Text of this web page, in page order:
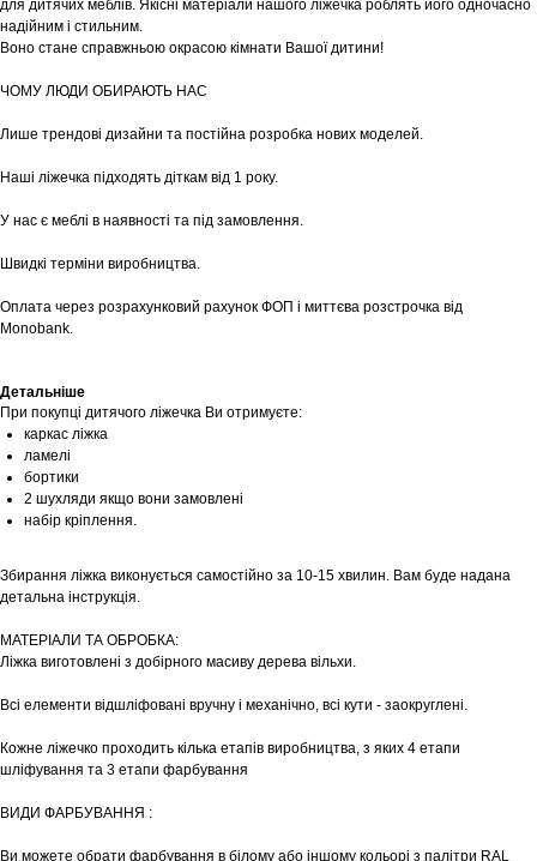
для дитячих меблів. Якісні матеріали нашого ліжечка роблять його одночасно
надійним і стильним.
Воно стане справжньою окрасою кімнати Вашої дитини!
ЧОМУ ЛЮДИ ОБИРАЮТЬ НАС
Лише трендові дизайни та постійна розробка нових моделей.
Наші ліжечка підходять діткам від 1 року.
У нас є меблі в наявності та під замовлення.
Швидкі терміни виробництва.
Оплата через розрахунковий рахунок ФОП і миттєва розстрочка від
Monobank.
Детальніше
При покупці дитячого ліжечка Ви отримуєте:
каркас ліжка
ламелі
бортики
2 шухляди якщо вони замовлені
набір кріплення.
Збирання ліжка виконується самостійно за 10-15 хвилин. Вам буде надана
детальна інструкція.
МАТЕРІАЛИ ТА ОБРОБКА:
Ліжка виготовлені з добірного масиву дерева вільхи.
Всі елементи відшліфовані вручну і механічно, всі кути - заокруглені.
Кожне ліжечко проходить кілька етапів виробництва, з яких 4 етапи
шліфування та 3 етапи фарбування
ВИДИ ФАРБУВАННЯ :
Ви можете обрати фарбування в білому або іншому кольорі з палітри RAL